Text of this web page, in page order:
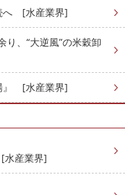
へ [水産業界]
、“大逆風”の米穀卸
』 [水産業界]
水産業界]